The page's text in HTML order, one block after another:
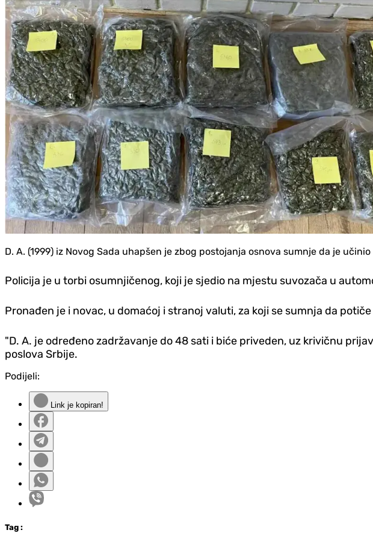
D. A. (1999) iz Novog Sada uhapšen je zbog postojanja osnova sumnje da je
Policija je u torbi osumnjičenog, koji je sjedio na mjestu suvozača u
Pronađen je i novac, u domaćoj i stranoj valuti, za koji se sumnja da
"D. A. je određeno zadržavanje do 48 sati i biće priveden, uz krivičnu
poslova Srbije.
Podijeli:
Link je kopiran!
Tag :